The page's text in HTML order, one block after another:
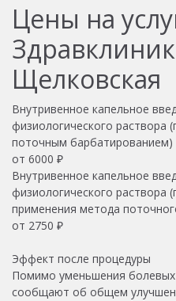
Цены на
Щелковская
Внутривенное капельное
физиологического раствора
поточным барбатированием)
от 6000 ₽
Внутривенное капельное
физиологического раствора
применения метода
от 2750 ₽
Эффект после процедуры
Помимо уменьшения
сообщают об общем